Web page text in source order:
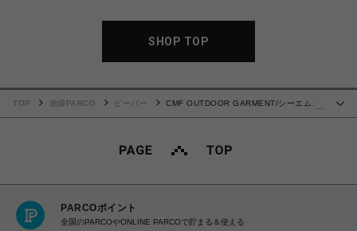
SHOP TOP
TOP 池袋PARCO ビーバー
CMF OUTDOOR GARMENT/シーエムエ
PARCOポイント
全国のPARCOやONLINE PARCOで貯まる＆使える